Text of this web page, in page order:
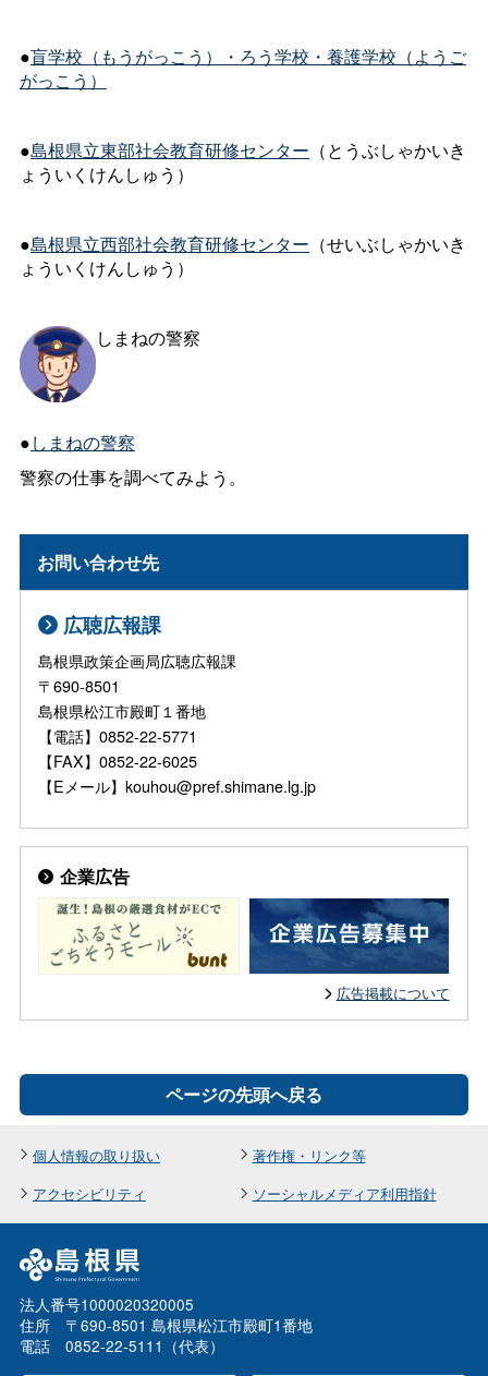
●盲学校（もうがっこう）・ろう学校・養護学校（ようご
がっこう）
●島根県立東部社会教育研修センター （とうぶしゃかいき
ょういくけんしゅう）
●島根県立西部社会教育研修センター （せいぶしゃかいき
ょういくけんしゅう）
しまねの警察
●しまねの警察
警察の仕事を調べてみよう。
お問い合わせ先
広聴広報課
島根県政策企画局広聴広報課
〒690-8501
島根県松江市殿町１番地
【電話】0852-22-5771
【FAX】0852-22-6025
【Eメール】kouhou@pref.shimane.lg.jp
企業広告
広告掲載について
ページの先頭へ戻る
個人情報の取り扱い
著作権・リンク等
アクセシビリティ
ソーシャルメディア利用指針
法人番号1000020320005
住所 〒690-8501 島根県松江市殿町1番地
電話 0852-22-5111（代表）